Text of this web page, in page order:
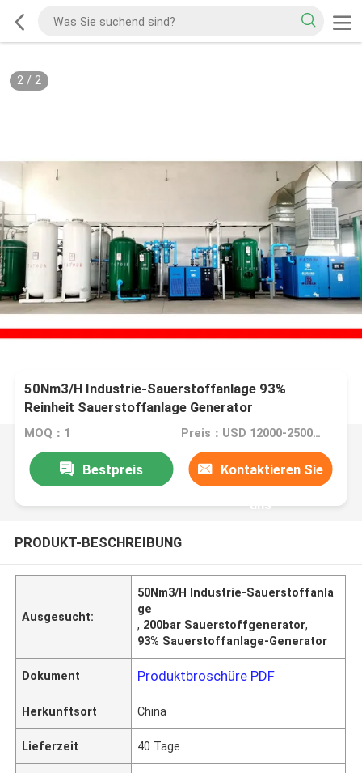
2/ 2
50Nm3/H Industrie-Sauerstoffanlage 93%
Reinheit Sauerstoffanlage Generator
MOQ：1 Preis：USD 12000-25000 pieces
Bestpreis Kontaktieren Sie
uns
PRODUKT-BESCHREIBUNG
Ausgesucht:
50Nm3/H Industrie-Sauerstoffanla
ge
, 200bar Sauerstoffgenerator,
93% Sauerstoffanlage-Generator
Dokument Produktbroschüre PDF
Herkunftsort China
Lieferzeit 40 Tage